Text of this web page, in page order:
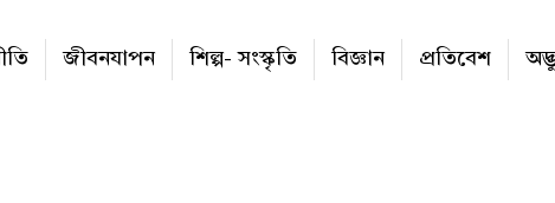
জীবনযাপন শিল্প- সংস্কৃতি বিজ্ঞান প্রতিবেশ